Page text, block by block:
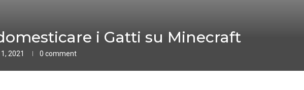
i Gatti su Minecraft
2021 0 comment